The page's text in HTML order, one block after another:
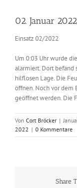
Bild
02. Januar
Einsatz 02/2022
Um 0:03 Uhr wurde
alarmiert. Dort befand
hilflosen Lage. Die
öffnen. Noch vor dem
geöffnet werden. Die
Von Cort Bröcker |
2022 | 0 Kommentare
Share